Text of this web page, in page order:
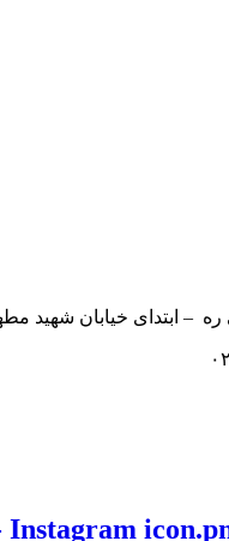
ره – ابتدای خیابان شهید